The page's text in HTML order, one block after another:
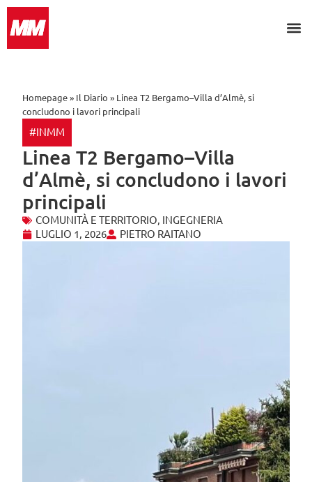
Homepage » Il Diario » Linea T2 Bergamo–Villa d’Almè, si
concludono i lavori principali
#INMM
Linea T2 Bergamo–Villa
d’Almè, si concludono i lavori
principali
COMUNITÀ E TERRITORIO, INGEGNERIA
LUGLIO 1, 2026
PIETRO RAITANO